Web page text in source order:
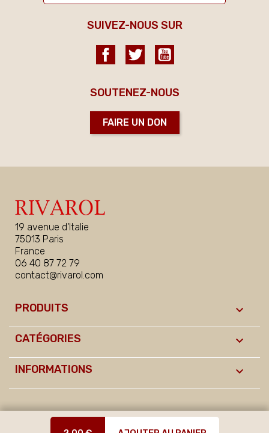
SUIVEZ-NOUS SUR
FacebookTwitter
SOUTENEZ-NOUS
FAIRE UN DON
19 avenue d'Italie
75013 Paris
France
06 40 87 72 79
contact@rivarol.com
PRODUITS 
CATÉGORIES 
INFORMATIONS 
©Rivarol 2026